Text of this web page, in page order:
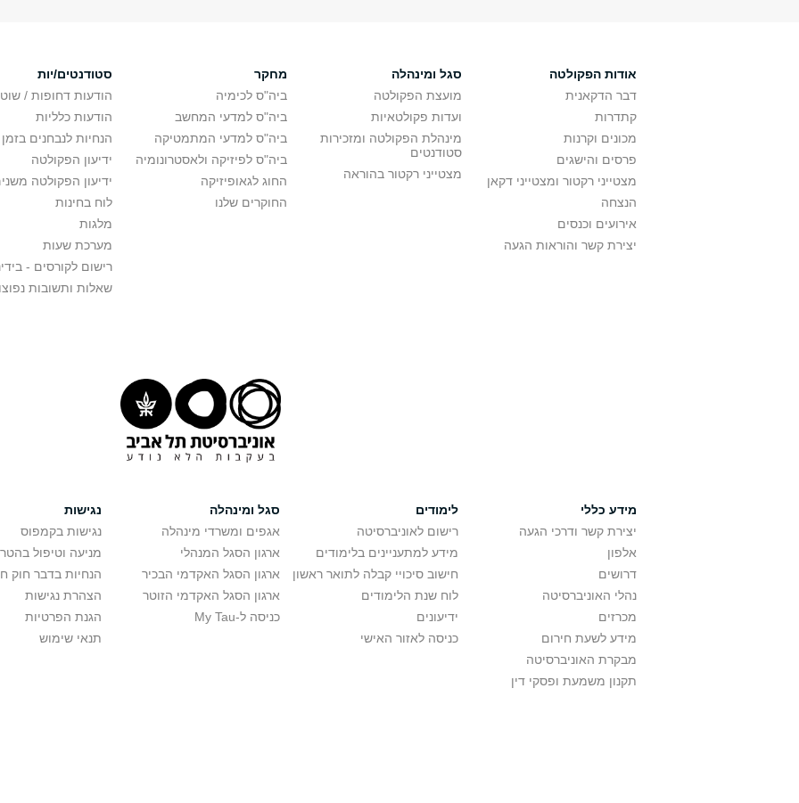
אודות הפקולטה
דבר הדקאנית
קתדרות
מכונים וקרנות
פרסים והישגים
מצטייני רקטור ומצטייני דקאן
הנצחה
אירועים וכנסים
יצירת קשר והוראות הגעה
סגל ומינהלה
מועצת הפקולטה
ועדות פקולטאיות
מינהלת הפקולטה ומזכירות
סטודנטים
מצטייני רקטור בהוראה
מחקר
ביה"ס לכימיה
ביה"ס למדעי המחשב
ביה"ס למדעי המתמטיקה
ביה"ס לפיזיקה ולאסטרונומיה
החוג לגאופיזיקה
החוקרים שלנו
סטודנטים/יות
הודעות דחופות /
הודעות כלליות
הנחיות לנבחנים
ידיעון הפקולטה
ידיעון הפקולטה
לוח בחינות
מלגות
מערכת שעות
רישום לקורסים -
שאלות ותשובות
מידע כללי
יצירת קשר ודרכי הגעה
אלפון
דרושים
נהלי האוניברסיטה
מכרזים
מידע לשעת חירום
מבקרת האוניברסיטה
תקנון משמעת ופסקי דין
לימודים
רישום לאוניברסיטה
מידע למתעניינים בלימודים
חישוב סיכויי קבלה לתואר ראשון
לוח שנת הלימודים
ידיעונים
כניסה לאזור האישי
סגל ומינהלה
אגפים ומשרדי מינהלה
ארגון הסגל המנהלי
ארגון הסגל האקדמי הבכיר
ארגון הסגל האקדמי הזוטר
כניסה ל-My Tau
נגישות
נגישות בקמפוס
מניעה וטיפול
הנחיות בדבר חוק
הצהרת נגישות
הגנת הפרטיות
תנאי שימוש